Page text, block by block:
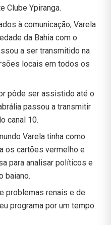
Clube Ypiranga.
à comunicação, Varela
da Bahia com o
a ser transmitido na
locais em todos os
pôde ser assistido até o
passou a transmitir
canal 10.
Varela tinha como
os cartões vermelho e
para analisar políticos e
baiano.
problemas renais e de
programa por um tempo.